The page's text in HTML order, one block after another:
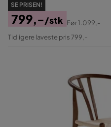
SE PRISEN!
Pris
799,-/stk
Original
Før1.099,-
Tidligere laveste pris 799,-